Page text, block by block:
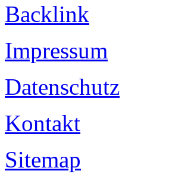
Backlink
Impressum
Datenschutz
Kontakt
Sitemap